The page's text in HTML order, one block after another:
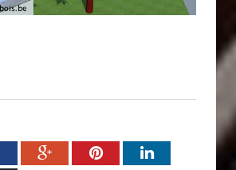
Google+PinterestLinkedIn